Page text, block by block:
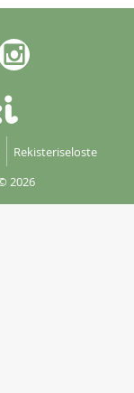
Rekisteriseloste
2026